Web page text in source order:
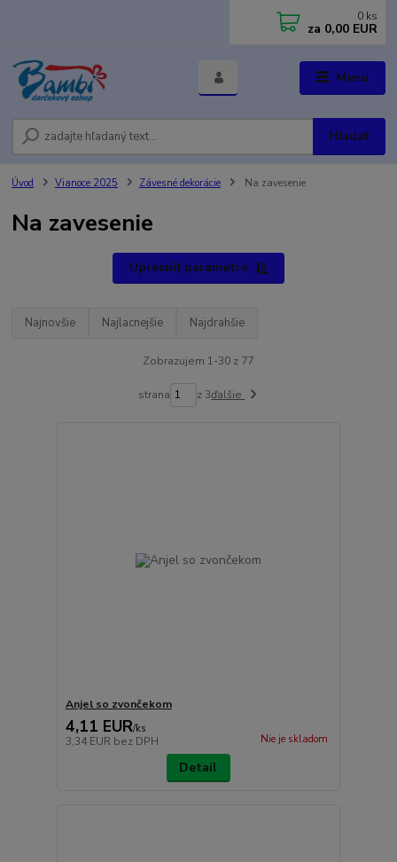
Menu
Hľadať
0 ks
za 0,00 EUR
Úvod Vianoce 2025 Závesné dekorácie Na zavesenie
Na zavesenie
Upresniť parametre
Najnovšie Najlacnejšie Najdrahšie
Zobrazujem 1-30 z 77
strana z 3ďalšie
Anjel so zvončekom
4,11 EUR/ks
3,34 EUR bez DPH Nie je skladom
Detail